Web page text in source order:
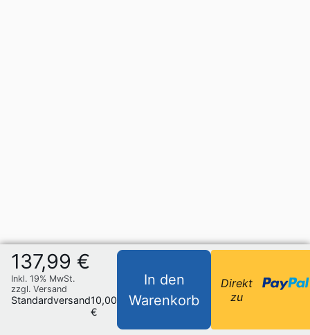
137,99 €
Inkl. 19% MwSt.
zzgl. Versand
Standardversand10,00
€
In den
Warenkorb
Direkt
zu